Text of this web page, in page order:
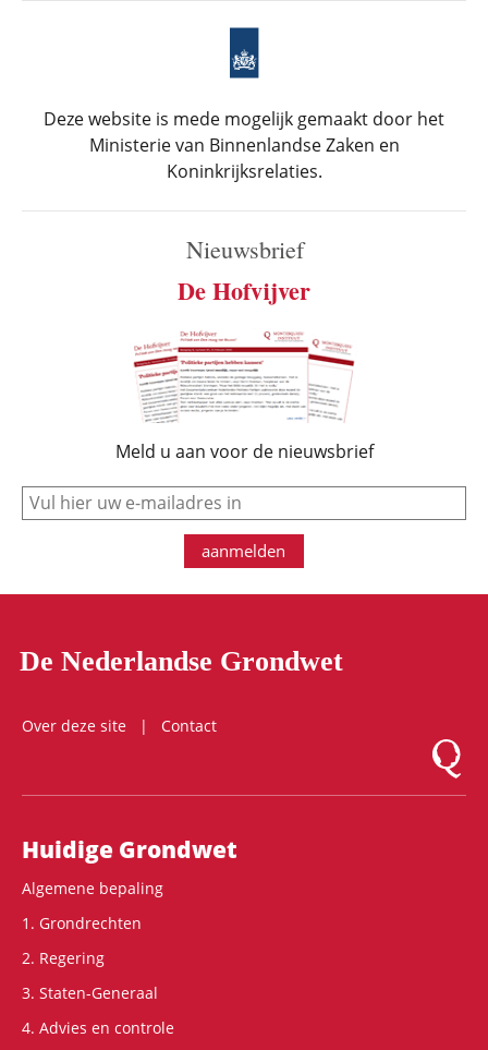
Deze website is mede mogelijk gemaakt door het
Ministerie van Binnenlandse Zaken en
Koninkrijksrelaties.
Nieuwsbrief
De Hofvijver
Meld u aan voor de nieuwsbrief
e-mail
aanmelden
De Nederlandse Grondwet
Over deze site
Contact
Logo
Hoofdnavigatie
Huidige Grondwet
Algemene bepaling
1. Grondrechten
2. Regering
3. Staten-Generaal
4. Advies en controle